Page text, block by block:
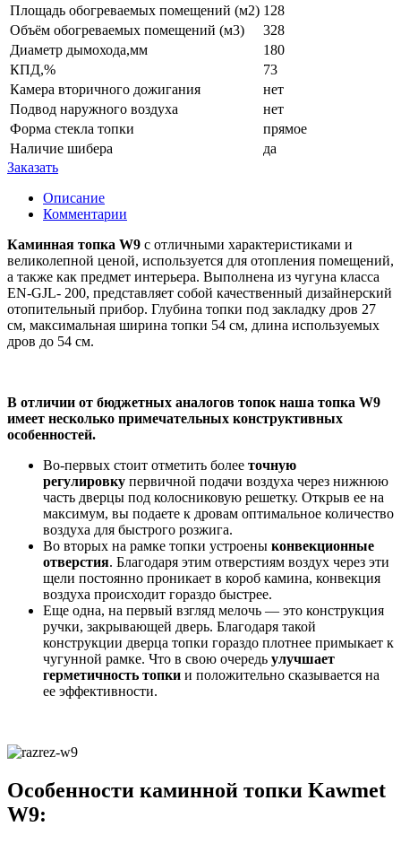
Площадь обогреваемых помещений (м2) 128
Объём обогреваемых помещений (м3)
328
Диаметр дымохода,мм
180
КПД,%
73
Камера вторичного дожигания
нет
Подвод наружного воздуха
нет
Форма стекла топки
прямое
Наличие шибера
да
Заказать
Описание
Комментарии
Каминная топка W9 с отличными характеристиками и
великолепной ценой, используется для отопления помещений,
а также как предмет интерьера. Выполнена из чугуна класса
EN-GJL- 200, представляет собой качественный дизайнерский
отопительный прибор. Глубина топки под закладку дров 27
см, максимальная ширина топки 54 см, длина используемых
дров до 54 см.
В отличии от бюджетных аналогов топок наша топка W9
имеет несколько примечательных конструктивных
особенностей.
Во-первых стоит отметить более точную
регулировку первичной подачи воздуха через нижнюю
часть дверцы под колосниковую решетку. Открыв ее на
максимум, вы подаете к дровам оптимальное количество
воздуха для быстрого розжига.
Во вторых на рамке топки устроены конвекционные
отверстия. Благодаря этим отверстиям воздух через эти
щели постоянно проникает в короб камина, конвекция
воздуха происходит гораздо быстрее.
Еще одна, на первый взгляд мелочь — это конструкция
ручки, закрывающей дверь. Благодаря такой
конструкции дверца топки гораздо плотнее примыкает к
чугунной рамке. Что в свою очередь улучшает
герметичность топки и положительно сказывается на
ее эффективности.
Особенности каминной топки Kawmet
W9: